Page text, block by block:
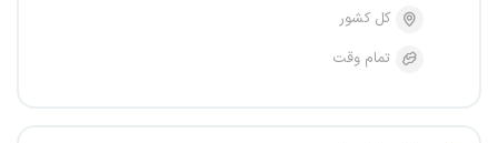
کل کشور
تمام وقت